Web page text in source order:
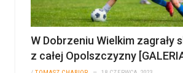
W Dobrzeniu Wielkim zagrały
z całej Opolszczyzny